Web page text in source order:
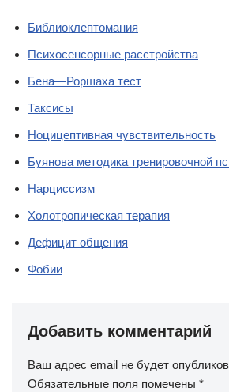
Библиоклептомания
Психосенсорные расстройства
Бена—Роршаха тест
Таксисы
Ноцицептивная чувствительность
Буянова методика тренировочной
Нарциссизм
Холотропическая терапия
Дефицит общения
Фобии
Добавить комментарий
Ваш адрес email не будет
Обязательные поля помечены *